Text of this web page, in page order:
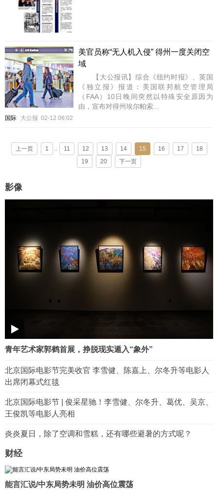
美官员称“无人机入侵” 得州一度关闭空
域
【大公报讯】综合《纽约时报》、英国
《独立报》报道：美国联邦航空管理局
（FAA）10日晚间突然以特殊安全原因为
由，宣布对得州埃尔帕索...
国际 大公报 02-12 06:02
上一页 1 .. 11 12 13 14 15 16 17
18
19
20 下一页
影像
青年艺术家郭鹤首展，挣脱现实遁入“象外”
北京国际电影节完美收官 李雪健、陈嘉上、尔冬升等电影人
出席闭幕式红毯
北京国际电影节 | 俊采星驰！李雪健、尔冬升、葛优、吴京、
王俊凯等电影人亮相
炎炎夏日，除了空调和雪糕，还有哪些避暑的方式呢？
财经
能言汇说/中东局势未明 油价高位震荡